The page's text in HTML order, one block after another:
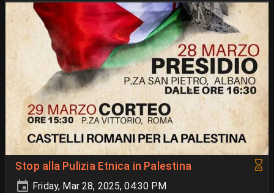
Stop alla Pulizia Etnica in Palestina
Friday, Mar 28, 2025, 04:30 PM